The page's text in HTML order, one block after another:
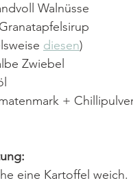
Walnüsse
diesen)
Zwiebel
+
eine Kartoffel weich.